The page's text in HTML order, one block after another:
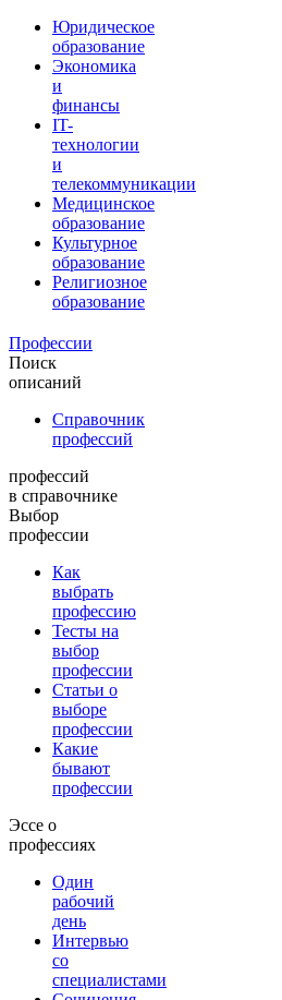
Юридическое
образование
Экономика
и
финансы
IT-
технологии
и
телекоммуникации
Медицинское
образование
Культурное
образование
Религиозное
образование
Профессии
Поиск
описаний
Справочник
профессий
профессий
в справочнике
Выбор
профессии
Как
выбрать
профессию
Тесты на
выбор
профессии
Статьи о
выборе
профессии
Какие
бывают
профессии
Эссе о
профессиях
Один
рабочий
день
Интервью
со
специалистами